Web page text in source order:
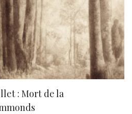
: Mort de la